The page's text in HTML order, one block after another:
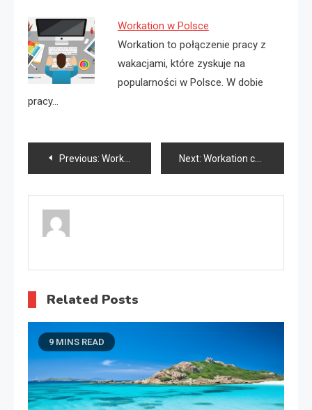
Workation w Polsce
Workation to połączenie pracy z
wakacjami, które zyskuje na
popularności w Polsce. W dobie
pracy…
Nawigacja
wpisu
Previous: Workation Polska Next: Workation co to?
Related Posts
9 MINS READ